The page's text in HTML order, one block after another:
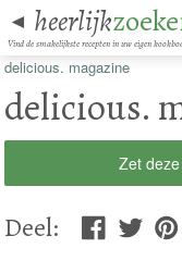
◄ heerlijk
Vind de smakelijkste recepten in uw eigen
delicious. magazine
delicious.
Zet
Deel: